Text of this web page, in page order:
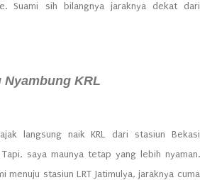
Suami sih bilangnya jaraknya dekat dari
Nyambung KRL
langsung naik KRL dari stasiun Bekasi
saya maunya tetap yang lebih nyaman.
menuju stasiun LRT Jatimulya, jaraknya cuma